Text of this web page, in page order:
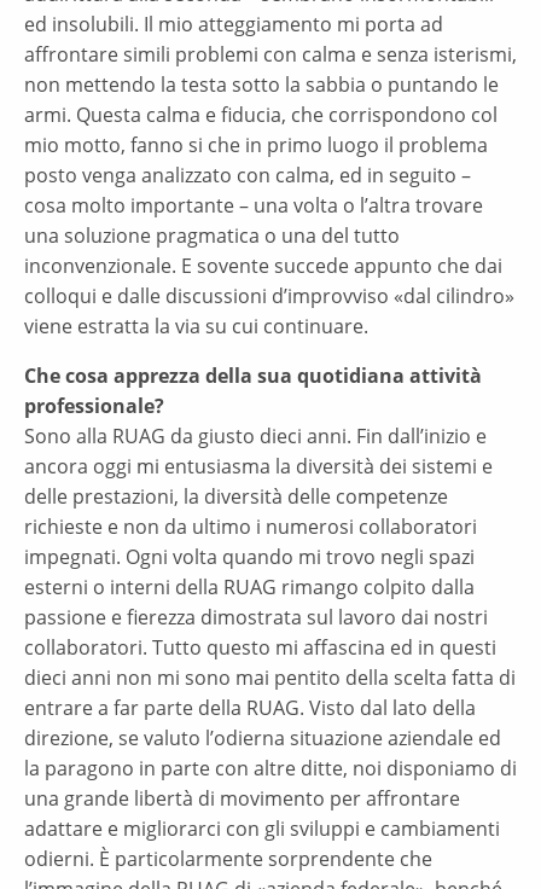
ed insolubili. Il mio atteggiamento mi porta ad
affrontare simili problemi con calma e senza isterismi,
non mettendo la testa sotto la sabbia o puntando le
armi. Questa calma e fiducia, che corrispondono col
mio motto, fanno si che in primo luogo il problema
posto venga analizzato con calma, ed in seguito –
cosa molto importante – una volta o l’altra trovare
una soluzione pragmatica o una del tutto
inconvenzionale. E sovente succede appunto che dai
colloqui e dalle discussioni d’improvviso «dal cilindro»
viene estratta la via su cui continuare.
Che cosa apprezza della sua quotidiana attività
professionale?
Sono alla RUAG da giusto dieci anni. Fin dall’inizio e
ancora oggi mi entusiasma la diversità dei sistemi e
delle prestazioni, la diversità delle competenze
richieste e non da ultimo i numerosi collaboratori
impegnati. Ogni volta quando mi trovo negli spazi
esterni o interni della RUAG rimango colpito dalla
passione e fierezza dimostrata sul lavoro dai nostri
collaboratori. Tutto questo mi affascina ed in questi
dieci anni non mi sono mai pentito della scelta fatta di
entrare a far parte della RUAG. Visto dal lato della
direzione, se valuto l’odierna situazione aziendale ed
la paragono in parte con altre ditte, noi disponiamo di
una grande libertà di movimento per affrontare
adattare e migliorarci con gli sviluppi e cambiamenti
odierni. È particolarmente sorprendente che